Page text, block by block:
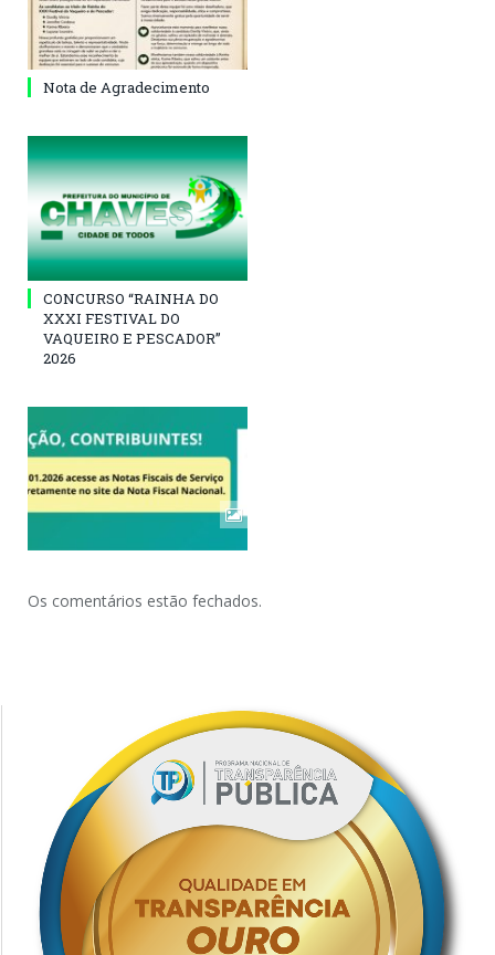
Nota de Agradecimento
CONCURSO “RAINHA DO
XXXI FESTIVAL DO
VAQUEIRO E PESCADOR”
2026
Os comentários estão fechados.